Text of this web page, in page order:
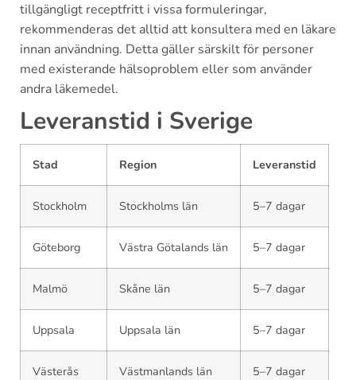
tillgängligt receptfritt i vissa formuleringar,
rekommenderas det alltid att konsultera med en läkare
innan användning. Detta gäller särskilt för personer
med existerande hälsoproblem eller som använder
andra läkemedel.
Leveranstid i Sverige
Stad Region Leveranstid
Stockholm Stockholms län 5–7 dagar
Göteborg Västra Götalands län 5–7 dagar
Malmö Skåne län 5–7 dagar
Uppsala Uppsala län 5–7 dagar
Västerås Västmanlands län 5–7 dagar